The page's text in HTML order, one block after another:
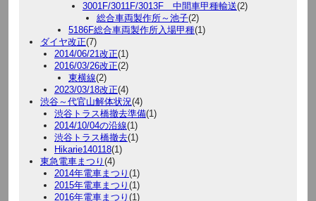
3001F/3011F/3013F 中間車甲種輸送(2)
総合車両製作所～池子(2)
5186F総合車両製作所入場甲種(1)
ダイヤ改正(7)
2014/06/21改正(1)
2016/03/26改正(2)
東横線(2)
2023/03/18改正(4)
渋谷～代官山解体状況(4)
渋谷トラス橋撤去準備(1)
2014/10/04の沿線(1)
渋谷トラス橋撤去(1)
Hikarie140118(1)
東急電車まつり (4)
2014年電車まつり (1)
2015年電車まつり (1)
2016年電車まつり (1)